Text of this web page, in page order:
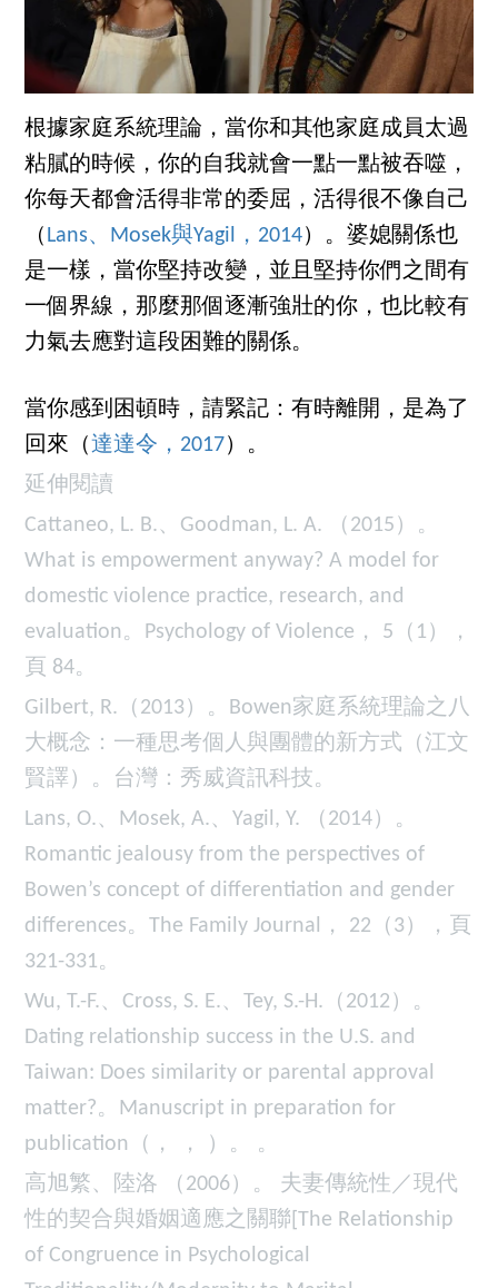
根據家庭系統理論，當你和其他家庭成員太過
粘膩的時候，你的自我就會一點一點被吞噬，
你每天都會活得非常的委屈，活得很不像自己
（ Lans、Mosek與Yagil，2014）。婆媳關係也
是一樣，當你堅持改變，並且堅持你們之間有
一個界線，那麼那個逐漸強壯的你，也比較有
力氣去應對這段困難的關係。
當你感到困頓時，請緊記：有時離開，是為了
回來（達達令，2017）。
延伸閱讀
Cattaneo, L. B.、Goodman, L. A. （2015）。
What is empowerment anyway? A model for
domestic violence practice, research, and
evaluation。Psychology of Violence， 5（1），
頁 84。
Gilbert, R.（2013）。Bowen家庭系統理論之八
大概念：一種思考個人與團體的新方式（江文
賢譯）。台灣：秀威資訊科技。
Lans, O.、Mosek, A.、Yagil, Y. （2014）。
Romantic jealousy from the perspectives of
Bowen’s concept of differentiation and gender
differences。The Family Journal， 22（3），頁
321-331。
Wu, T.-F.、Cross, S. E.、Tey, S.-H.（2012）。
Dating relationship success in the U.S. and
Taiwan: Does similarity or parental approval
matter?。Manuscript in preparation for
publication（， ， ）。 。
高旭繁、陸洛 （2006）。 夫妻傳統性／現代
性的契合與婚姻適應之關聯[The Relationship
of Congruence in Psychological